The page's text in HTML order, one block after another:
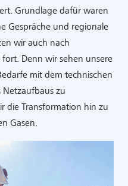
Grundlage dafür waren
Gespräche und regionale
wir auch nach
fort. Denn wir sehen unsere
mit dem technischen
Netzaufbaus zu
die Transformation hin zu
Gasen.